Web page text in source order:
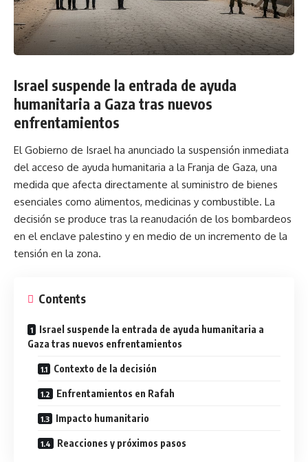
Israel suspende la entrada de ayuda
humanitaria a Gaza tras nuevos
enfrentamientos
El Gobierno de Israel ha anunciado la suspensión inmediata
del acceso de ayuda humanitaria a la Franja de Gaza, una
medida que afecta directamente al suministro de bienes
esenciales como alimentos, medicinas y combustible. La
decisión se produce tras la reanudación de los bombardeos
en el enclave palestino y en medio de un incremento de la
tensión en la zona.
Contents
Israel suspende la entrada de ayuda humanitaria a
Gaza tras nuevos enfrentamientos
Contexto de la decisión
Enfrentamientos en Rafah
Impacto humanitario
Reacciones y próximos pasos